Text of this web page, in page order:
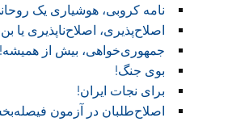
نامه کروبی، هوشیاری یک
اصلاح‌پذیری، اصلاح‌ناپذیری
جمهوری‌خواهی، بیش از همیشه!
بوی جنگ!
برای نجات ایران!
اصلاح‌طلبان در آزمون